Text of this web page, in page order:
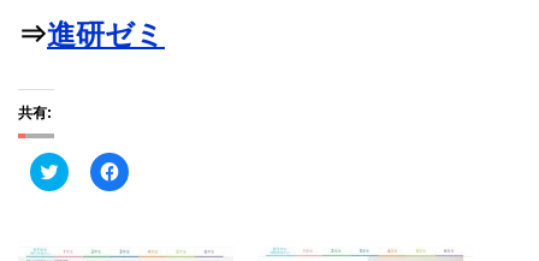
⇒進研ゼミ
共有:
ク
リ
て
F
a
o